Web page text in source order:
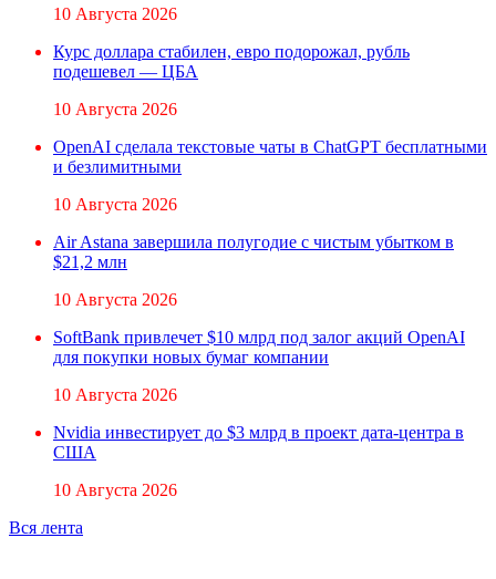
10 Августа 2026
Курс доллара стабилен, евро подорожал, рубль
подешевел — ЦБА
10 Августа 2026
OpenAI сделала текстовые чаты в ChatGPT бесплатными
и безлимитными
10 Августа 2026
Air Astana завершила полугодие с чистым убытком в
$21,2 млн
10 Августа 2026
SoftBank привлечет $10 млрд под залог акций OpenAI
для покупки новых бумаг компании
10 Августа 2026
Nvidia инвестирует до $3 млрд в проект дата-центра в
США
10 Августа 2026
Вся лента